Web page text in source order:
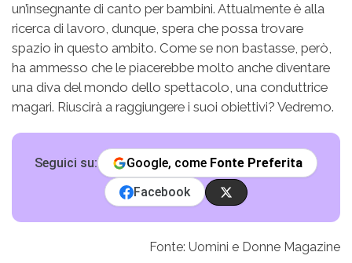
un’insegnante di canto per bambini. Attualmente è alla
ricerca di lavoro, dunque, spera che possa trovare
spazio in questo ambito. Come se non bastasse, però,
ha ammesso che le piacerebbe molto anche diventare
una diva del mondo dello spettacolo, una conduttrice
magari. Riuscirà a raggiungere i suoi obiettivi? Vedremo.
Seguici su: Google, come Fonte Preferita
Facebook
Fonte: Uomini e Donne Magazine